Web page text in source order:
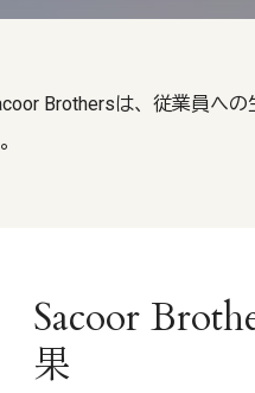
Brothersは、従業員へ
Sacoor
果